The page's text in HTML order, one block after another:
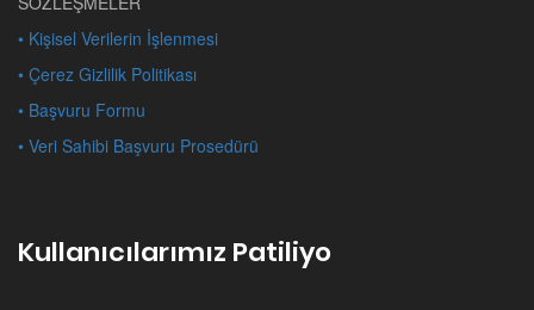
• Kişisel Verilerin İşlenmesi
• Çerez Gizlilik Politikası
• Başvuru Formu
• Veri Sahibi Başvuru Prosedürü
Kullanıcılarımız Patiliyo